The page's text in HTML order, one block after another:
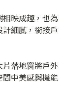
映成趣，也為
細膩，銜接戶
落地窗將戶外
中美感與機能